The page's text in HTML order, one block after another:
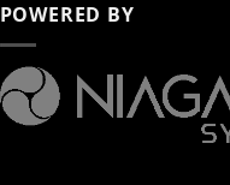
POWERED BY